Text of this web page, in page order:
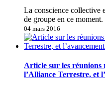
La conscience collective
de groupe en ce moment.
04 mars 2016
Article sur les réunions
l’Alliance Terrestre, et